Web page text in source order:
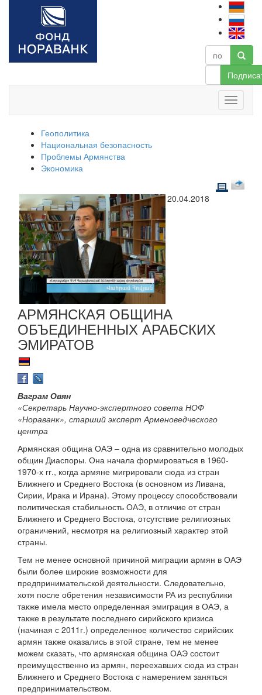
Геополитика
Национальная безопасность
Проблемы Армянства
Экономика
20.04.2018
АРМЯНСКАЯ ОБЩИНА
ОБЪЕДИНЕННЫХ АРАБСКИХ
ЭМИРАТОВ
Ваграм Овян
«Секретарь Научно-экспертного совета НОФ
«Нораванк», старший эксперт Арменоведческого
центра
Армянская община ОАЭ – одна из сравнительно молодых
общин Диаспоры. Она начала формироваться в 1960-
1970-х гг., когда армяне мигрировали сюда из стран
Ближнего и Среднего Востока (в основном из Ливана,
Сирии, Ирака и Ирана). Этому процессу способствовали
политическая стабильность ОАЭ, в отличие от стран
Ближнего и Среднего Востока, отсутствие религиозных
ограничений, несмотря на религиозный характер этой
страны.
Тем не менее основной причиной миграции армян в ОАЭ
были более широкие возможности для
предпринимательской деятельности. Следовательно,
хотя после обретения независимости РА из республики
также имела место определенная эмиграция в ОАЭ, а
также в результате последнего сирийского кризиса
(начиная с 2011г.) определенное количество сирийских
армян также оказались в этой стране, тем не менее
можем сказать, что армянская община ОАЭ состоит
преимущественно из армян, переехавших сюда из стран
Ближнего и Среднего Востока с намерением заняться
предпринимательством.